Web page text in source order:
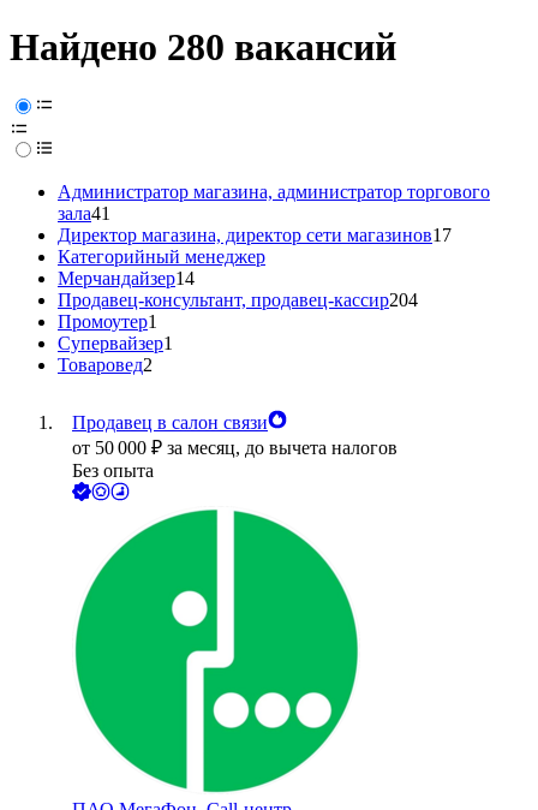
Найдено 280 вакансий
Администратор магазина, администратор торгового
зала41
Директор магазина, директор сети магазинов17
Категорийный менеджер
Мерчандайзер14
Продавец-консультант, продавец-кассир204
Промоутер1
Супервайзер1
Товаровед2
Продавец в салон связи
от 50 000 ₽ за месяц, до вычета налогов
Без опыта